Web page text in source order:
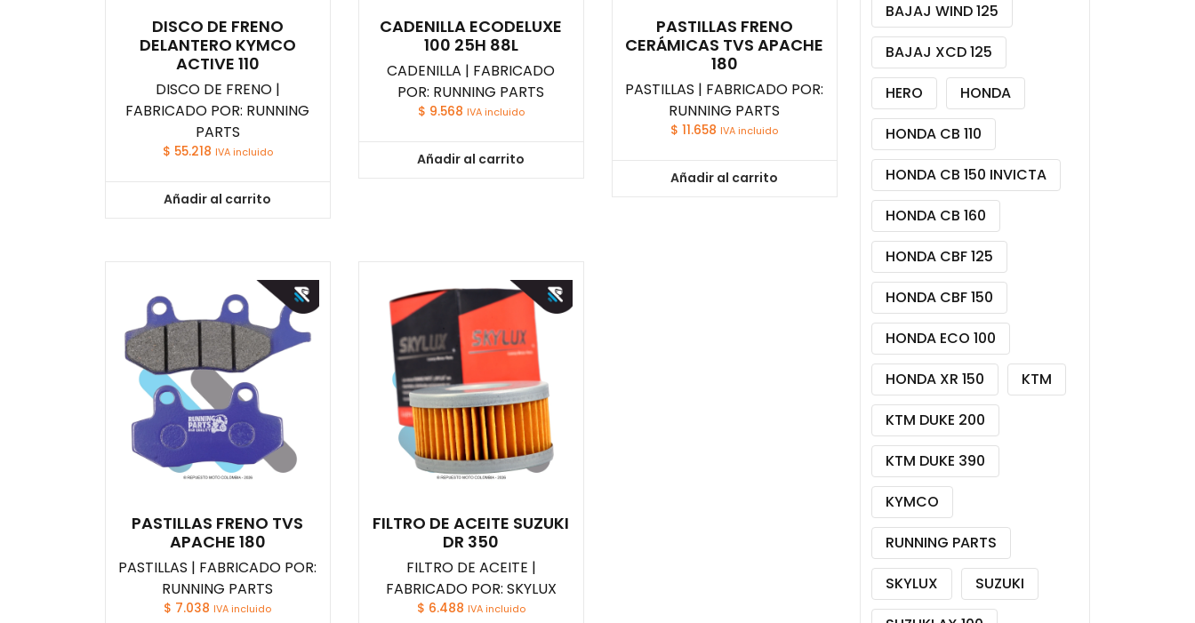
DISCO DE FRENO
DELANTERO KYMCO
ACTIVE 110
DISCO DE FRENO |
FABRICADO POR: RUNNING
PARTS
$ 55.218 IVA incluido
Añadir al carrito
CADENILLA ECODELUXE
100 25H 88L
CADENILLA | FABRICADO
POR: RUNNING PARTS
$ 9.568 IVA incluido
Añadir al carrito
PASTILLAS FRENO
CERÁMICAS TVS APACHE
180
PASTILLAS | FABRICADO POR:
RUNNING PARTS
$ 11.658 IVA incluido
Añadir al carrito
PASTILLAS FRENO TVS
APACHE 180
PASTILLAS | FABRICADO POR:
RUNNING PARTS
$ 7.038 IVA incluido
FILTRO DE ACEITE SUZUKI
DR 350
FILTRO DE ACEITE |
FABRICADO POR: SKYLUX
$ 6.488 IVA incluido
BAJAJ WIND 125
BAJAJ XCD 125
HERO
HONDA
HONDA CB 110
HONDA CB 150 INVICTA
HONDA CB 160
HONDA CBF 125
HONDA CBF 150
HONDA ECO 100
HONDA XR 150
KTM
KTM DUKE 200
KTM DUKE 390
KYMCO
RUNNING PARTS
SKYLUX
SUZUKI